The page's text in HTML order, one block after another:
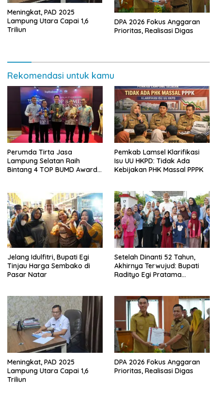
Meningkat, PAD 2025
Lampung Utara Capai 1,6
Triliun
DPA 2026 Fokus Anggaran
Prioritas, Realisasi Digas
Rekomendasi untuk kamu
Perumda Tirta Jasa
Lampung Selatan Raih
Bintang 4 TOP BUMD Awards
Pemkab Lamsel Klarifikasi
Isu UU HKPD: Tidak Ada
Kebijakan PHK Massal PPPK
Jelang Idulfitri, Bupati Egi
Tinjau Harga Sembako di
Pasar Natar
Setelah Dinanti 52 Tahun,
Akhirnya Terwujud: Bupati
Radityo Egi Pratama
Meningkat, PAD 2025
Lampung Utara Capai 1,6
Triliun
DPA 2026 Fokus Anggaran
Prioritas, Realisasi Digas